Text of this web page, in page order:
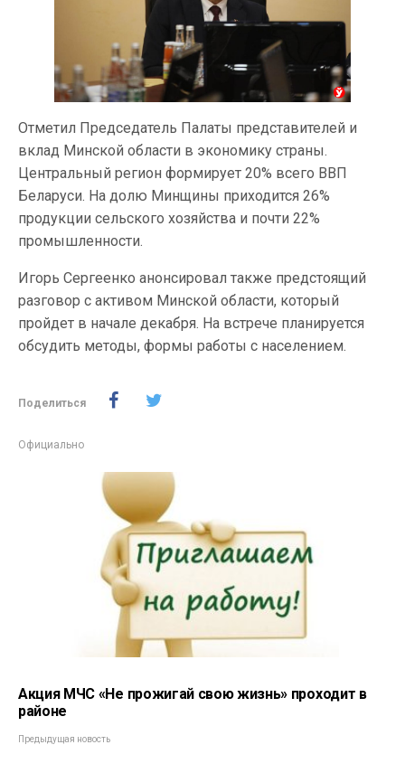
Отметил Председатель Палаты представителей и
вклад Минской области в экономику страны.
Центральный регион формирует 20% всего ВВП
Беларуси. На долю Минщины приходится 26%
продукции сельского хозяйства и почти 22%
промышленности.
Игорь Сергеенко анонсировал также предстоящий
разговор с активом Минской области, который
пройдет в начале декабря. На встрече планируется
обсудить методы, формы работы с населением.
Поделиться
Официально
Акция МЧС «Не прожигай свою жизнь» проходит в
районе
Предыдущая новость